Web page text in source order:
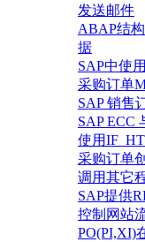
发送邮件
ABAP结
据
SAP中使
采购订单
SAP 销售
SAP ECC
使用
采购订单
调用其它
SAP提供
控制网站
PO(PI,XI)